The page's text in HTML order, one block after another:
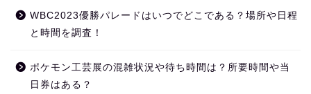
WBC2023優勝パレードはいつでどこである？場所や日程
と時間を調査！
ポケモン工芸展の混雑状況や待ち時間は？所要時間や当
日券はある？